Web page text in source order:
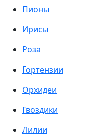
Пионы
Ирисы
Роза
Гортензии
Орхидеи
Гвоздики
Лилии